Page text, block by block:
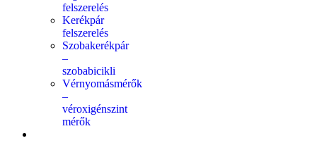
felszerelés
Kerékpár
felszerelés
Szobakerékpár
–
szobabicikli
Vérnyomásmérők
–
véroxigénszint
mérők